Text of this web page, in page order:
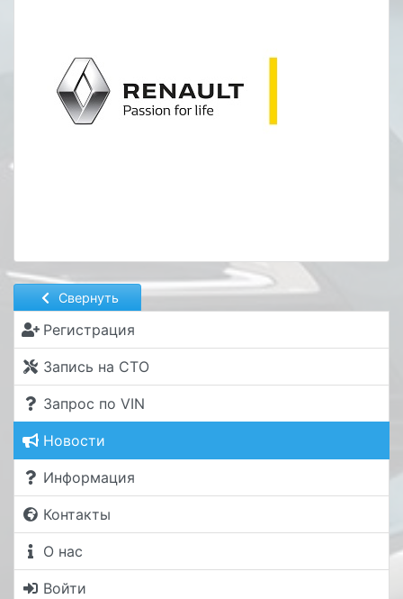
Свернуть
Регистрация
Запись на СТО
Запрос по VIN
Новости
Информация
Контакты
О нас
Войти